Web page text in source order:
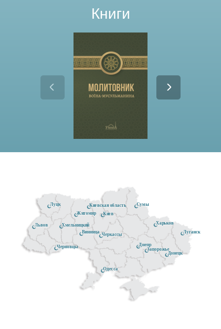
Книги
Черкассы
Черновцы
Сумы
Луганск
Одесса
Донецк
Киев
Днепр
Киевская область
Запорожье
Житомир
Винница
Хмельницкий
Луцк
Львов Харьков